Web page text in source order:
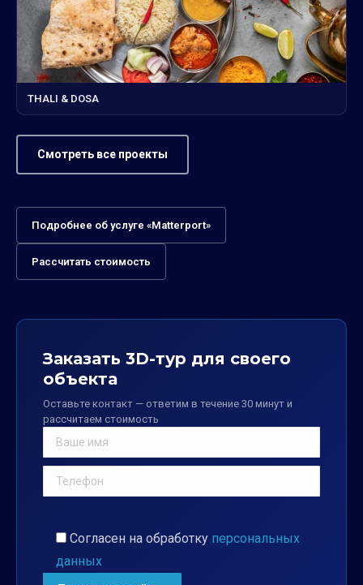
THALI & DOSA
Смотреть все проекты
Подробнее об услуге «Matterport»
Рассчитать стоимость
Заказать 3D-тур для своего
объекта
Оставьте контакт — ответим в течение 30 минут и
рассчитаем стоимость
Согласен на обработку персональных
данных